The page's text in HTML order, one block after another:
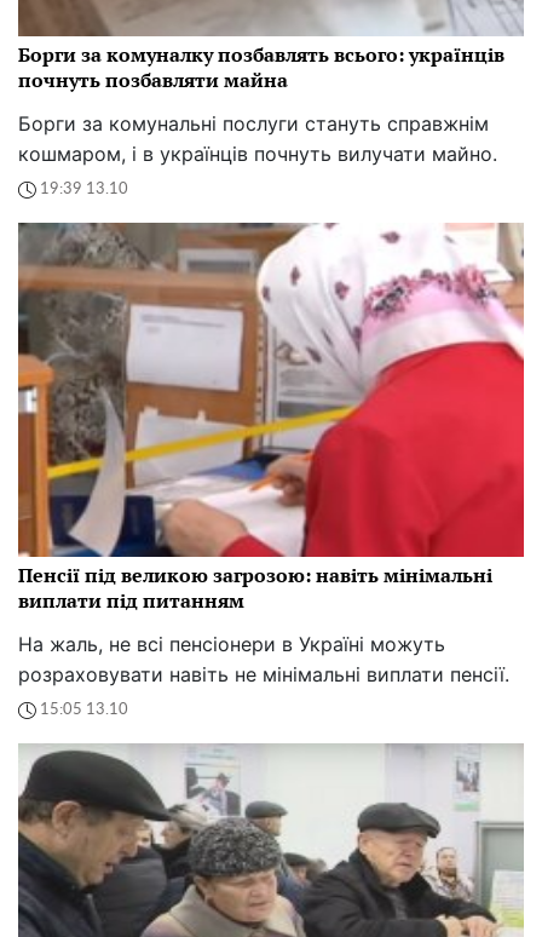
Борги за комуналку позбавлять всього: українців
почнуть позбавляти майна
Борги за комунальні послуги стануть справжнім
кошмаром, і в українців почнуть вилучати майно.
19:39 13.10
Пенсії під великою загрозою: навіть мінімальні
виплати під питанням
На жаль, не всі пенсіонери в Україні можуть
розраховувати навіть не мінімальні виплати пенсії.
15:05 13.10